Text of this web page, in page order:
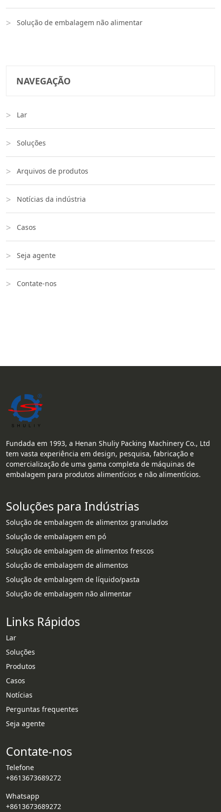
Solução de embalagem não alimentar
NAVEGAÇÃO
Lar
Soluções
Arquivos de produtos
Notícias da indústria
Casos
Seja agente
Contate-nos
Fundada em 1993, a Henan Shuliy Packing Machinery Co., Ltd
tem vasta experiência em design, pesquisa, fabricação e
comercialização de uma gama completa de máquinas de
embalagem para produtos alimentícios e não alimentícios.
Soluções para Indústrias
Solução de embalagem de alimentos granulados
Solução de embalagem em pó
Solução de embalagem de alimentos frescos
Solução de embalagem de alimentos
Solução de embalagem de líquido/pasta
Solução de embalagem não alimentar
Links Rápidos
Lar
Soluções
Produtos
Casos
Notícias
Perguntas frequentes
Seja agente
Contate-nos
Telefone
+8613673689272
Whatsapp
+8613673689272